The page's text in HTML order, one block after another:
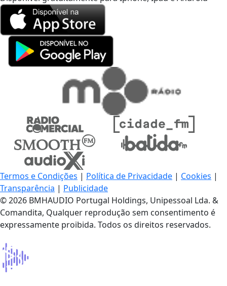
Termos e Condições | Política de Privacidade | Cookies |
Transparência | Publicidade
© 2026 BMHAUDIO Portugal Holdings, Unipessoal Lda. &
Comandita, Qualquer reprodução sem consentimento é
expressamente proibida. Todos os direitos reservados.